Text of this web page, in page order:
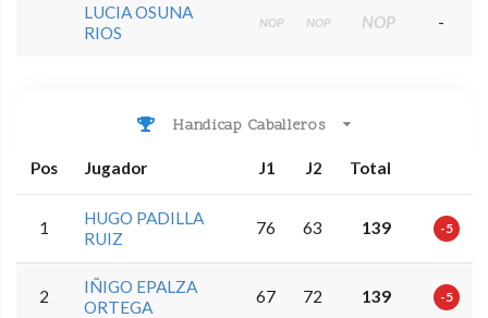
LUCIA OSUNA
RIOS
NOP NOP NOP -
Handicap Caballeros
Pos Jugador J1 J2 Total
1
HUGO PADILLA
RUIZ
76 63 139 -5
2
IÑIGO EPALZA
ORTEGA
67 72 139 -5